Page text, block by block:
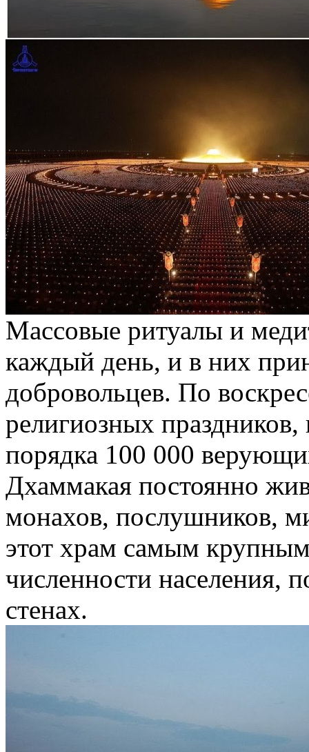
Массовые ритуалы и
каждый день, и в них
добровольцев. По
религиозных
порядка 100 000
Дхаммакая постоянно
монахов, послушников,
этот храм самым
численности населения,
стенах.